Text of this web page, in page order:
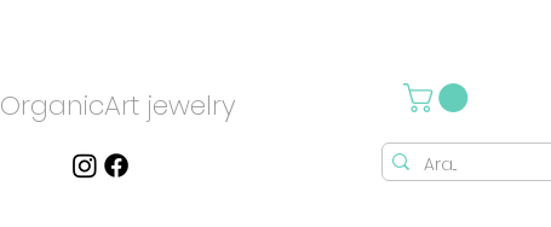
OrganicArt jewelry